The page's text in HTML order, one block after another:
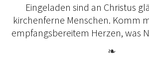
Eingeladen sind an Christus
kirchenferne Menschen. Komm
empfangsbereitem Herzen, was
❧